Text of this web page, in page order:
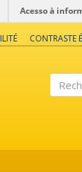
Acesso à
CONTRASTE